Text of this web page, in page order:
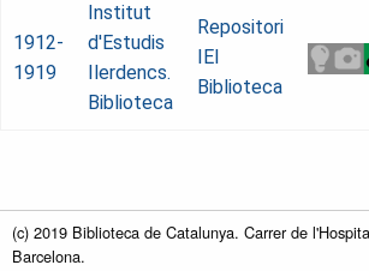
1912-
1919
Institut
d'Estudis
Ilerdencs.
Biblioteca
Repositori
IEI
Biblioteca
(c) 2019 Biblioteca de Catalunya. Carrer de
Barcelona.